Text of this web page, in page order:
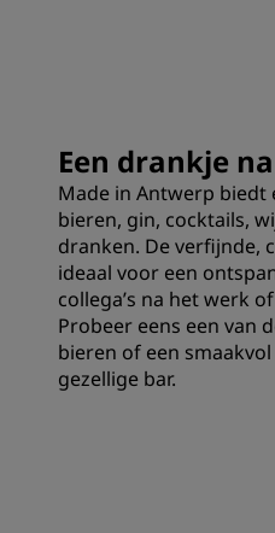
Een drankje
Made in Antwerp biedt
bieren, gin, cocktails,
dranken. De verfijnde,
ideaal voor een
collega’s na het werk
Probeer eens een van
bieren of een
gezellige bar.